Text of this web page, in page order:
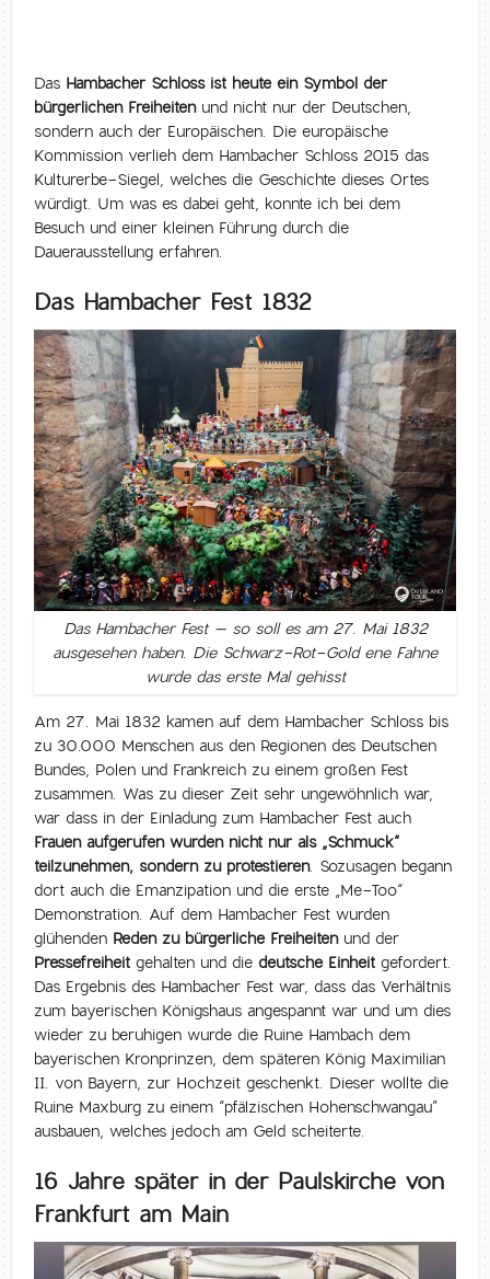
Das Hambacher Schloss ist heute ein Symbol der
bürgerlichen Freiheitenund nicht nur der Deutschen,
sondern auch der Europäischen. Die europäische
Kommission verlieh dem Hambacher Schloss 2015 das
Kulturerbe-Siegel, welches die Geschichte dieses Ortes
würdigt. Um was es dabei geht, konnte ich bei dem
Besuch und einer kleinen Führung durch die
Dauerausstellung erfahren.
Das Hambacher Fest 1832
Das Hambacher Fest – so soll es am 27. Mai 1832
ausgesehen haben. Die Schwarz-Rot-Gold ene Fahne
wurde das erste Mal gehisst
Am 27. Mai 1832 kamen auf dem Hambacher Schloss bis
zu 30.000 Menschen aus den Regionen des Deutschen
Bundes, Polen und Frankreich zu einem großen Fest
zusammen. Was zu dieser Zeit sehr ungewöhnlich war,
war dass in der Einladung zum Hambacher Fest auch
Frauen aufgerufen wurden nicht nur als „Schmuck“
teilzunehmen, sondern zu protestieren. Sozusagen begann
dort auch die Emanzipation und die erste „Me-Too“
Demonstration. Auf dem Hambacher Fest wurden
glühenden Reden zu bürgerliche Freiheitenund der
Pressefreiheit gehalten und diedeutsche Einheit gefordert.
Das Ergebnis des Hambacher Fest war, dass das Verhältnis
zum bayerischen Königshaus angespannt war und um dies
wieder zu beruhigen wurde die Ruine Hambach dem
bayerischen Kronprinzen, dem späteren König Maximilian
II. von Bayern, zur Hochzeit geschenkt. Dieser wollte die
Ruine Maxburg zu einem “pfälzischen Hohenschwangau”
ausbauen, welches jedoch am Geld scheiterte.
16 Jahre später in der Paulskirche von
Frankfurt am Main